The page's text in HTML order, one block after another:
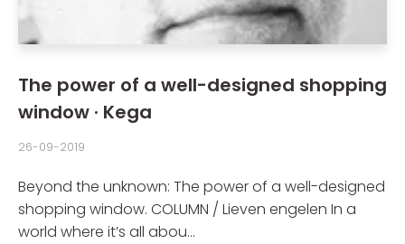
The power of a well-designed shopping
window · Kega
26-09-2019
Beyond the unknown: The power of a well-designed
shopping window. COLUMN / Lieven engelen In a
world where it’s all abou...